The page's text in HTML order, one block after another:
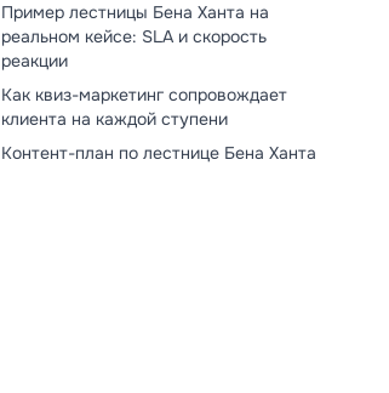
Пример лестницы Бена Ханта на
реальном кейсе: SLA и скорость
реакции
Как квиз-маркетинг сопровождает
клиента на каждой ступени
Контент-план по лестнице Бена Ханта